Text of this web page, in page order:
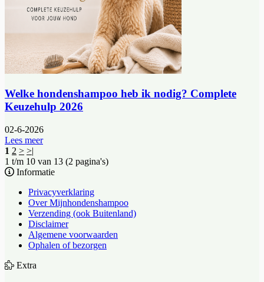
Welke hondenshampoo heb ik nodig? Complete
Keuzehulp 2026
02-6-2026
Lees meer
1 2 > >|
1 t/m 10 van 13 (2 pagina's)
Informatie
Privacyverklaring
Over Mijnhondenshampoo
Verzending (ook Buitenland)
Disclaimer
Algemene voorwaarden
Ophalen of bezorgen
Extra